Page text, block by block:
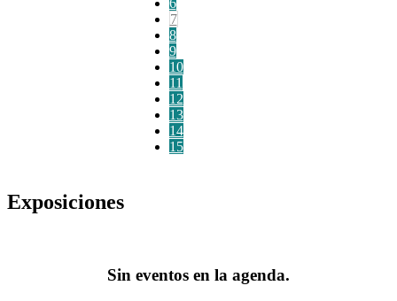
7
8
9
10
11
12
13
14
15
Exposiciones
Sin eventos en la agenda.